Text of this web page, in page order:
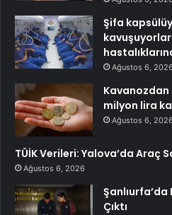
Şifa
Ağustos 6, 2026
Kavanozdan
milyon lira
Ağustos 6, 2026
TÜİK Verileri: Yalova’da Araç
Ağustos 6, 2026
Şanlıurfa’da
Çıktı